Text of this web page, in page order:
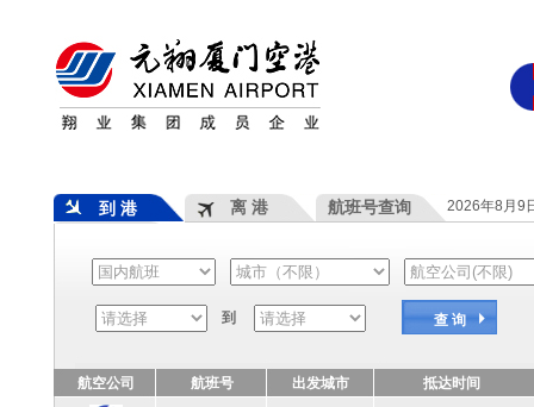
到 港 离 港 航班号查询 2026年8月9
到 查 询
航空公司 航班号 出发城市
抵达时间